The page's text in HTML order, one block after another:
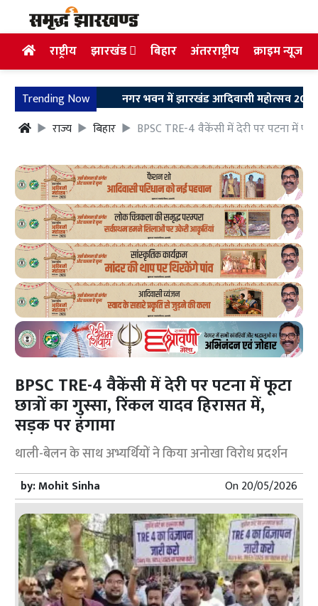
राष्ट्रीय झारखंड बिहार अंतरराष्ट्रीय क्राइम न्यूज
Trending Nowनगर भवन में झारखंड आदिवासी महोत्सव 2026 का
राज्य
बिहार BPSC TRE-4 वैकेंसी में देरी पर पटना में
BPSC TRE-4 वैकेंसी में देरी पर पटना में फूटा
छात्रों का गुस्सा, रिंकल यादव हिरासत में,
सड़क पर हंगामा
थाली-बेलन के साथ अभ्यर्थियों ने किया अनोखा विरोध प्रदर्शन
by:Mohit Sinha On20/05/2026